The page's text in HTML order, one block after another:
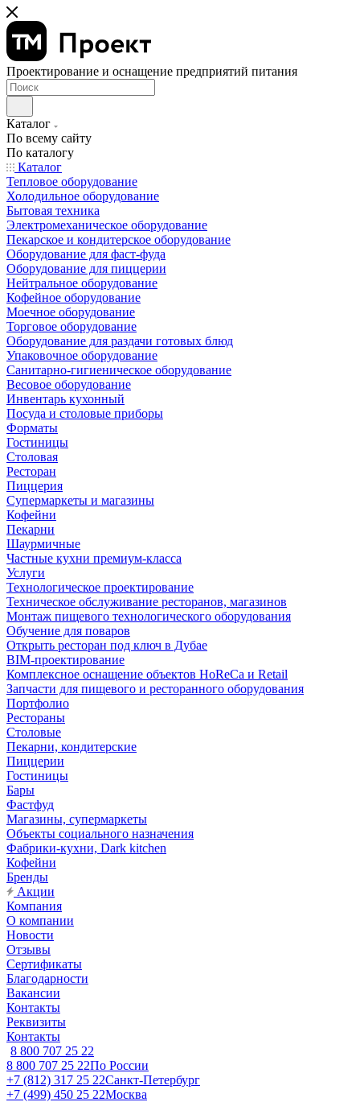
Проектирование и оснащение предприятий питания
Каталог
По всему сайту
По каталогу
Каталог
Тепловое оборудование
Холодильное оборудование
Бытовая техника
Электромеханическое оборудование
Пекарское и кондитерское оборудование
Оборудование для фаст-фуда
Оборудование для пиццерии
Нейтральное оборудование
Кофейное оборудование
Моечное оборудование
Торговое оборудование
Оборудование для раздачи готовых блюд
Упаковочное оборудование
Санитарно-гигиеническое оборудование
Весовое оборудование
Инвентарь кухонный
Посуда и столовые приборы
Форматы
Гостиницы
Столовая
Ресторан
Пиццерия
Супермаркеты и магазины
Кофейни
Пекарни
Шаурмичные
Частные кухни премиум-класса
Услуги
Технологическое проектирование
Техническое обслуживание ресторанов, магазинов
Монтаж пищевого технологического оборудования
Обучение для поваров
Открыть ресторан под ключ в Дубае
BIM-проектирование
Комплексное оснащение объектов HoReCa и Retail
Запчасти для пищевого и ресторанного оборудования
Портфолио
Рестораны
Столовые
Пекарни, кондитерские
Пиццерии
Гостиницы
Бары
Фастфуд
Магазины, супермаркеты
Объекты социального назначения
Фабрики-кухни, Dark kitchen
Кофейни
Бренды
Акции
Компания
О компании
Новости
Отзывы
Сертификаты
Благодарности
Вакансии
Контакты
Реквизиты
Контакты
8 800 707 25 22
8 800 707 25 22По России
+7 (812) 317 25 22Санкт-Петербург
+7 (499) 450 25 22Москва